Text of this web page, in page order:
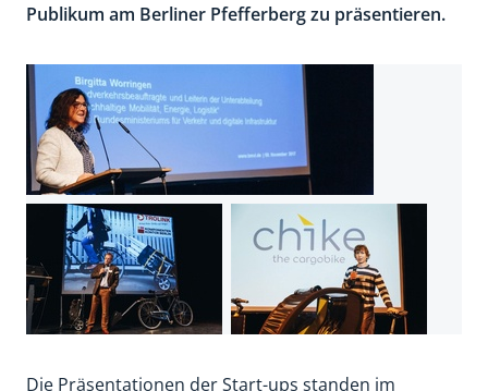
Publikum am Berliner Pfefferberg zu präsentieren.
Die Präsentationen der Start-ups standen im